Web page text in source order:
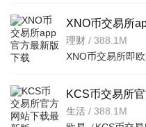
XNO币交易所
v6.157.1官方版
理财 / 388.1M
KCS币交易所
v6.154.0官方版
生活 / 388.1M